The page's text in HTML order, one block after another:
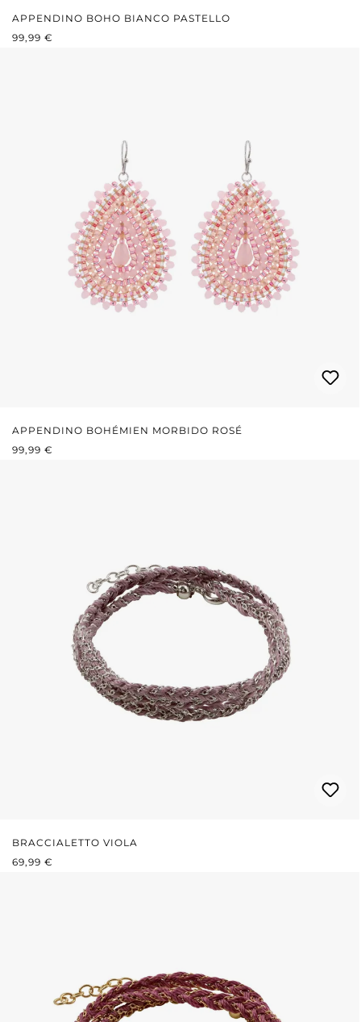
APPENDINO BOHO BIANCO PASTELLO
PREZZO NORMALE:
99,99 €
APPENDINO BOHÉMIEN MORBIDO ROSÉ
PREZZO NORMALE:
99,99 €
BRACCIALETTO VIOLA
PREZZO NORMALE:
69,99 €